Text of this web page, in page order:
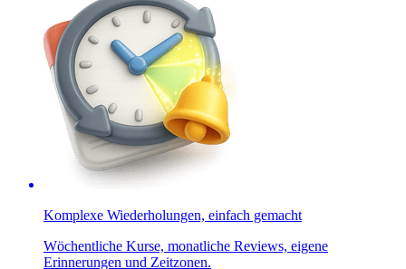
Komplexe Wiederholungen, einfach gemacht
Wöchentliche Kurse, monatliche Reviews, eigene
Erinnerungen und Zeitzonen.